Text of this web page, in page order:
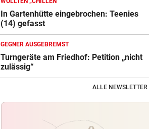
In Gartenhütte eingebrochen: Teenies
(14) gefasst
GEGNER AUSGEBREMST
Turngeräte am Friedhof: Petition „nicht
zulässig“
ALLE NEWSLETTER